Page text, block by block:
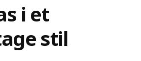
i et
stil